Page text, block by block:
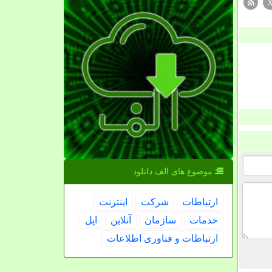
X
موضوع های الف دانلود
ارتباطات شركت
اینترنت
خدمات
سازمان آنلاین
اپل
ارتباطات و فناوری اطلاعات